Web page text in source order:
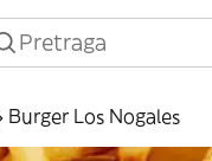
Burger Los Nogales